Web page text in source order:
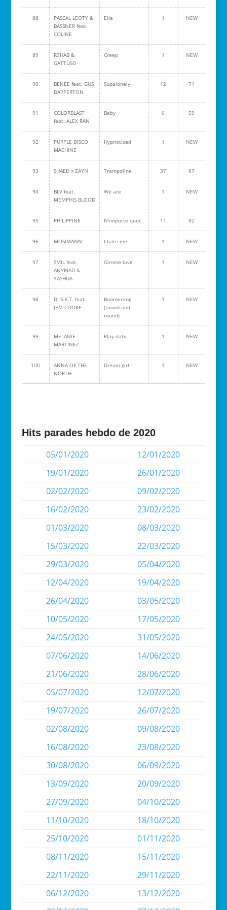
88
PASCAL LEOTY &
BASSNER feat.
COLINE
Elle 1 NEW
89
R3HAB &
GATTÜSO
Creep 1 NEW
90
BENEE feat. GUS
DAPPERTON
Supalonely 12 71
91
COLORBLAST
feat. ALEX RAN
Baby 6 59
92
PURPLE DISCO
MACHINE
Hypnotized 1 NEW
93 SHAED x ZAYN Trampoline 37 87
94
BLV feat.
MEMPHIS BLOOD
We are 1 NEW
95 PHILIPPINE N'importe quoi 11 82
96 MOSIMANN I hate me 1 NEW
97
SMIL feat.
ANYRIAD &
YASHUA
Gimme love 1 NEW
98
DJ S.K.T. feat.
JEM COOKE
Boomerang
(round and
round)
1 NEW
99
MELANIE
MARTINEZ
Play date 1 NEW
100
ANNA OF THE
NORTH
Dream girl 1 NEW
Hits parades hebdo de 2020
05/01/2020
12/01/2020
19/01/2020
26/01/2020
02/02/2020
09/02/2020
16/02/2020
23/02/2020
01/03/2020
08/03/2020
15/03/2020
22/03/2020
29/03/2020
05/04/2020
12/04/2020
19/04/2020
26/04/2020
03/05/2020
10/05/2020
17/05/2020
24/05/2020
31/05/2020
07/06/2020
14/06/2020
21/06/2020
28/06/2020
05/07/2020
12/07/2020
19/07/2020
26/07/2020
02/08/2020
09/08/2020
16/08/2020
23/08/2020
30/08/2020
06/09/2020
13/09/2020
20/09/2020
27/09/2020
04/10/2020
11/10/2020
18/10/2020
25/10/2020
01/11/2020
08/11/2020
15/11/2020
22/11/2020
29/11/2020
06/12/2020
13/12/2020